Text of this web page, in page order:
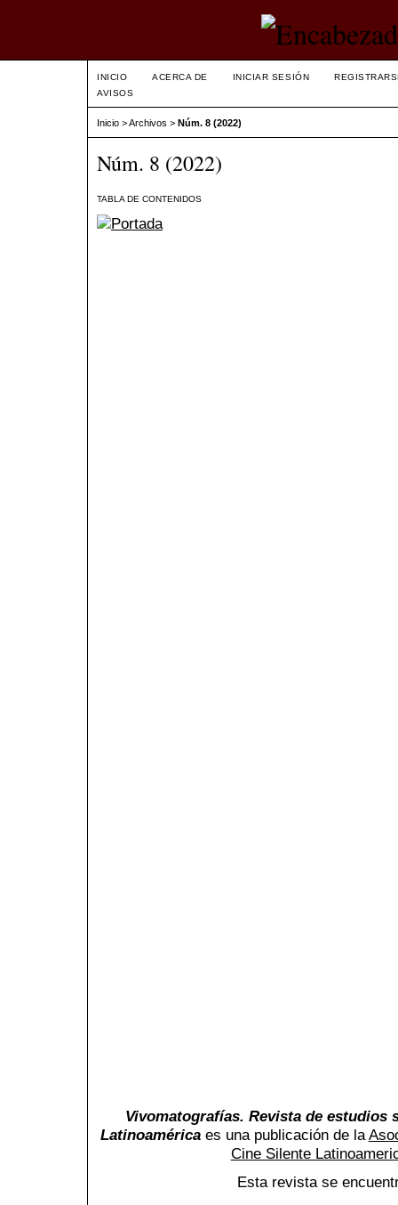
INICIO ACERCA DE INICIAR SESIÓN
AVISOS
Inicio >Archivos > Núm. 8 (2022)
Núm. 8 (2022)
TABLA DE CONTENIDOS
Vivomatografías. Revista de estudios
Latinoaméricaes una publicación de la
Cine Silente
Esta revista se